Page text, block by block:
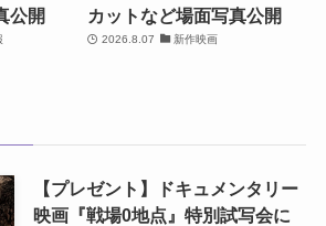
公開
カットなど場面写真公開
2026.8.07 新作映画
【プレゼント】ドキュメンタリー
映画『戦場0地点』特別試写会に